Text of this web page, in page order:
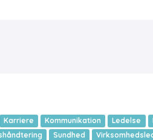
Karriere Kommunikation Ledelse
Sundhed